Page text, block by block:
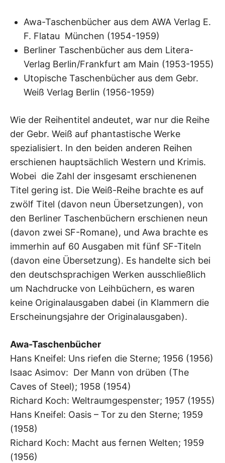
Awa-Taschenbücher aus dem AWA Verlag E.
F. Flatau München (1954-1959)
Berliner Taschenbücher aus dem Litera-
Verlag Berlin/Frankfurt am Main (1953-1955)
Utopische Taschenbücher aus dem Gebr.
Weiß Verlag Berlin (1956-1959)
Wie der Reihentitel andeutet, war nur die Reihe
der Gebr. Weiß auf phantastische Werke
spezialisiert. In den beiden anderen Reihen
erschienen hauptsächlich Western und Krimis.
Wobei die Zahl der insgesamt erschienenen
Titel gering ist. Die Weiß-Reihe brachte es auf
zwölf Titel (davon neun Übersetzungen), von
den Berliner Taschenbüchern erschienen neun
(davon zwei SF-Romane), und Awa brachte es
immerhin auf 60 Ausgaben mit fünf SF-Titeln
(davon eine Übersetzung). Es handelte sich bei
den deutschsprachigen Werken ausschließlich
um Nachdrucke von Leihbüchern, es waren
keine Originalausgaben dabei (in Klammern die
Erscheinungsjahre der Originalausgaben).
Awa-Taschenbücher
Hans Kneifel: Uns riefen die Sterne; 1956 (1956)
Isaac Asimov: Der Mann von drüben (The
Caves of Steel); 1958 (1954)
Richard Koch: Weltraumgespenster; 1957 (1955)
Hans Kneifel: Oasis – Tor zu den Sterne; 1959
(1958)
Richard Koch: Macht aus fernen Welten; 1959
(1956)